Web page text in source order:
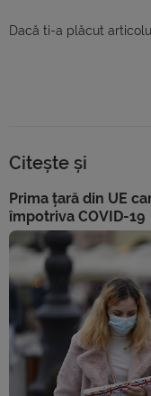
Dacă ti-a plăcut
Citește și
Prima țară din UE
împotriva COVID-19